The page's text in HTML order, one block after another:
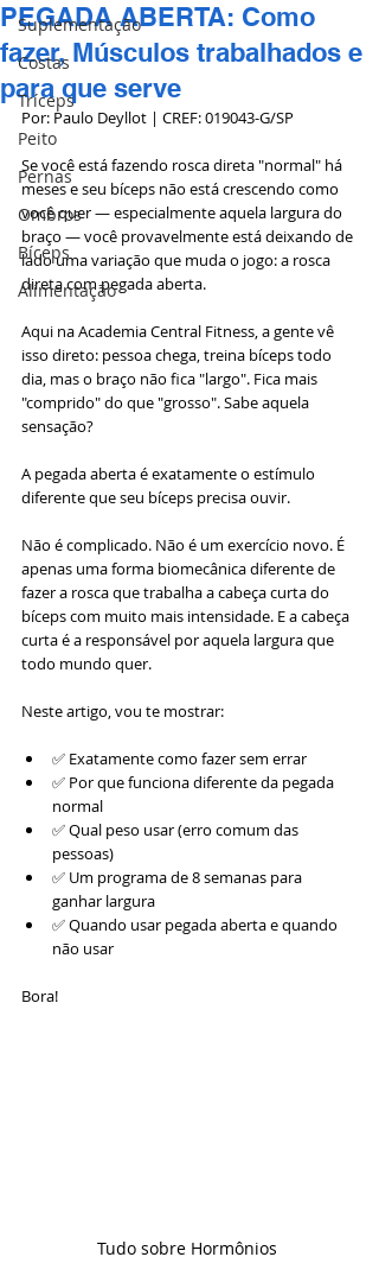
Suplementação
Costas
Tríceps
Peito
Pernas
Ombros
Bíceps
Alimentação
PEGADA ABERTA: Como
fazer, Músculos trabalhados e
para que serve
Por: Paulo Deyllot | CREF: 019043-G/SP
Se você está fazendo rosca direta "normal" há
meses e seu bíceps não está crescendo como
você quer — especialmente aquela largura do
braço — você provavelmente está deixando de
lado uma variação que muda o jogo: a rosca
direta com pegada aberta.
Aqui na Academia Central Fitness, a gente vê
isso direto: pessoa chega, treina bíceps todo
dia, mas o braço não fica "largo". Fica mais
"comprido" do que "grosso". Sabe aquela
sensação?
A pegada aberta é exatamente o estímulo
diferente que seu bíceps precisa ouvir.
Não é complicado. Não é um exercício novo. É
apenas uma forma biomecânica diferente de
fazer a rosca que trabalha a cabeça curta do
bíceps com muito mais intensidade. E a cabeça
curta é a responsável por aquela largura que
todo mundo quer.
Neste artigo, vou te mostrar:
✅ Exatamente como fazer sem errar
✅ Por que funciona diferente da pegada
normal
✅ Qual peso usar (erro comum das
pessoas)
✅ Um programa de 8 semanas para
ganhar largura
✅ Quando usar pegada aberta e quando
não usar
Bora!
Tudo sobre Hormônios